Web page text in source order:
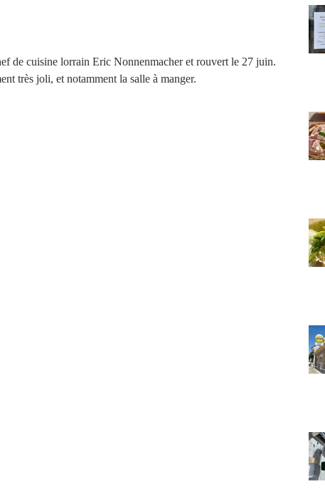
de cuisine lorrain Eric Nonnenmacher et rouvert le 27 juin.
très joli, et notamment la salle à manger.